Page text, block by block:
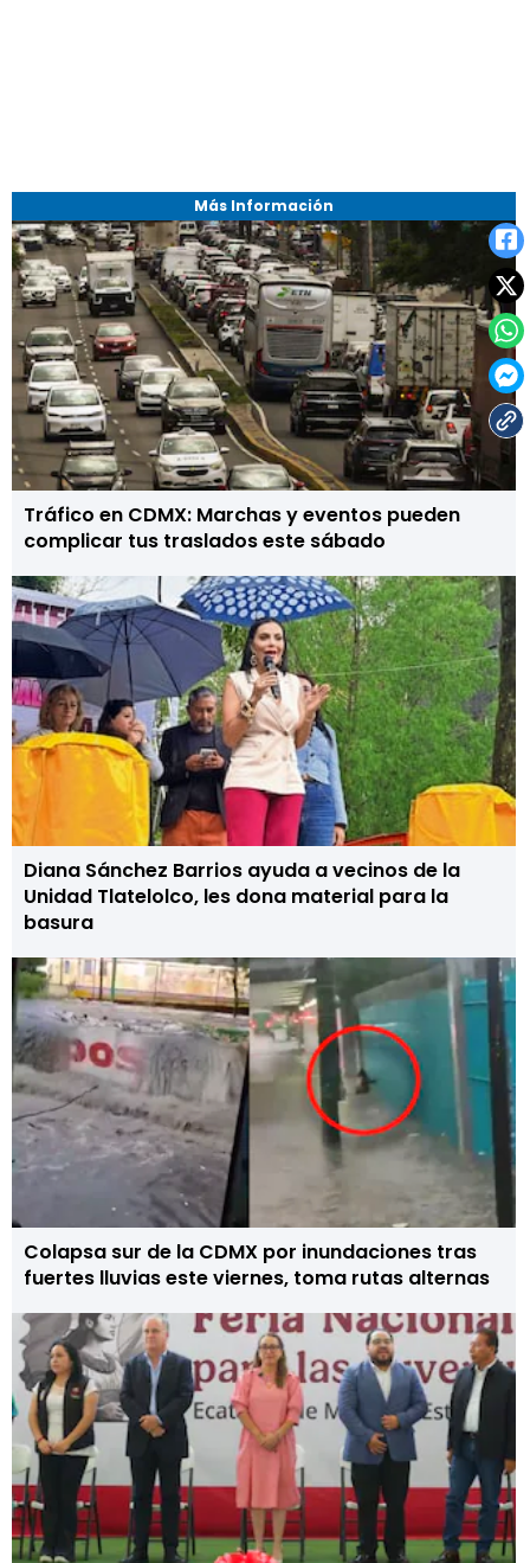
Más Información
Tráfico en CDMX: Marchas y eventos pueden
complicar tus traslados este sábado
Diana Sánchez Barrios ayuda a vecinos de la
Unidad Tlatelolco, les dona material para la
basura
Colapsa sur de la CDMX por inundaciones tras
fuertes lluvias este viernes, toma rutas alternas